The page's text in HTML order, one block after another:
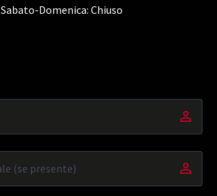
Sabato-Domenica: Chiuso